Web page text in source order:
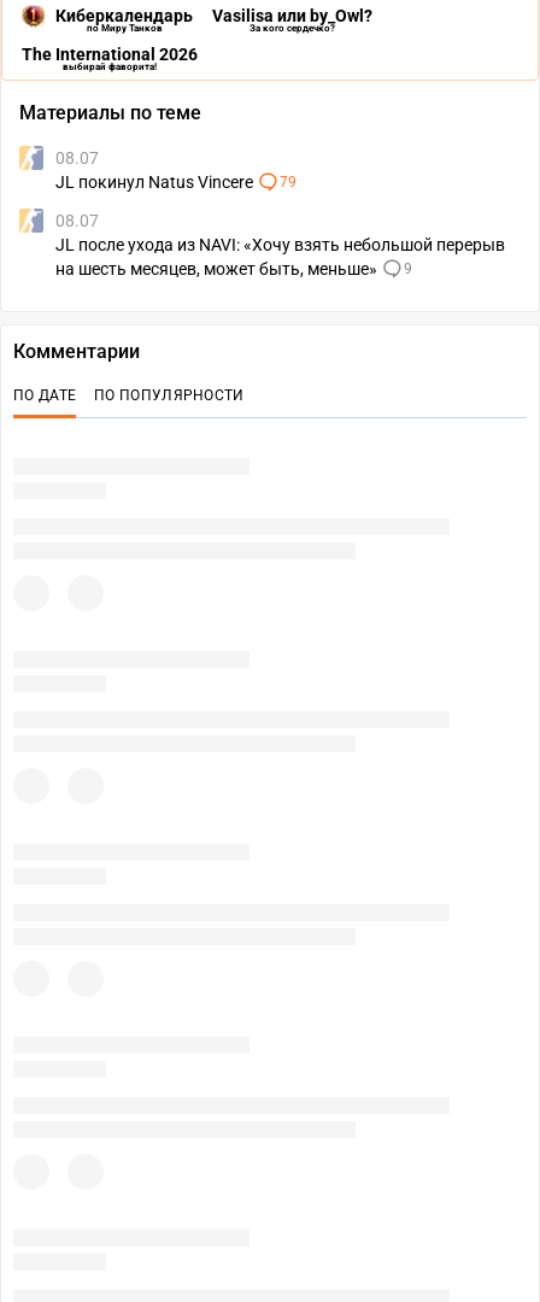
Киберкалендарь
по Миру Танков
Vasilisa или by_Owl?
За кого сердечко?
The International 2026
выбирай фаворита!
Материалы по теме
08.07
JL покинул Natus Vincere
79
08.07
JL после ухода из NAVI: «Хочу взять небольшой перерыв
на шесть месяцев, может быть, меньше»
9
Комментарии
ПО ДАТЕ ПО ПОПУЛЯРНОСТИ